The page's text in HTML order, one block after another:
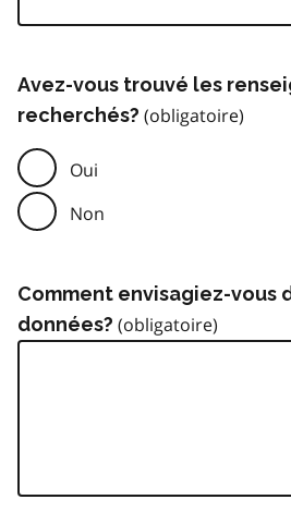
Avez-vous trouvé les
recherchés?
Oui
Non
Comment envisagiez-vous
données?